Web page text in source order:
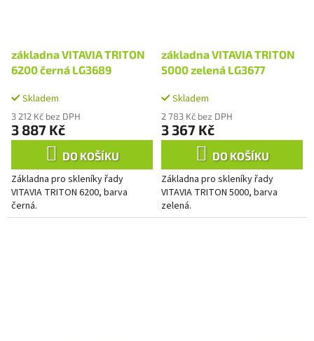
základna VITAVIA TRITON
6200 černá LG3689
Skladem
3 212 Kč bez DPH
3 887 Kč
DO KOŠÍKU
Základna pro skleníky řady
VITAVIA TRITON 6200, barva
černá.
základna VITAVIA TRITON
5000 zelená LG3677
Skladem
2 783 Kč bez DPH
3 367 Kč
DO KOŠÍKU
Základna pro skleníky řady
VITAVIA TRITON 5000, barva
zelená.